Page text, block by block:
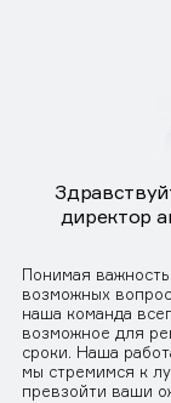
директор
Понимая
возможных
наша команда
возможное для
сроки. Наша
мы стремимся к
превзойти ваши